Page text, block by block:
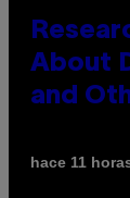
About
and
hace 11